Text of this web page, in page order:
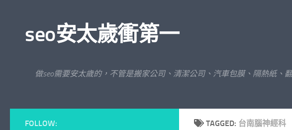
seo安太歲衝第一
做seo需要安太歲的，不管是搬家公司、清潔公司、汽車包膜、隔熱紙
TAGGED: 台南腦神經科
FOLLOW: